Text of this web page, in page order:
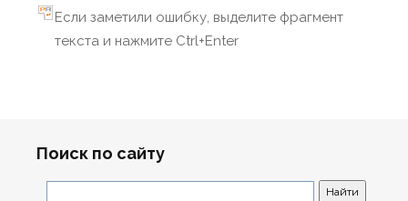
Если заметили ошибку, выделите фрагмент
текста и нажмите Ctrl+Enter
Поиск по сайту